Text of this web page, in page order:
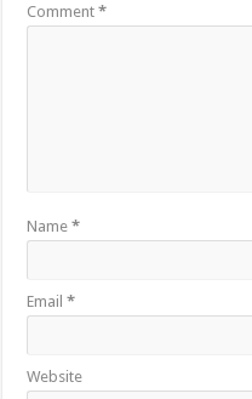
Comment*
Name*
Email*
Website